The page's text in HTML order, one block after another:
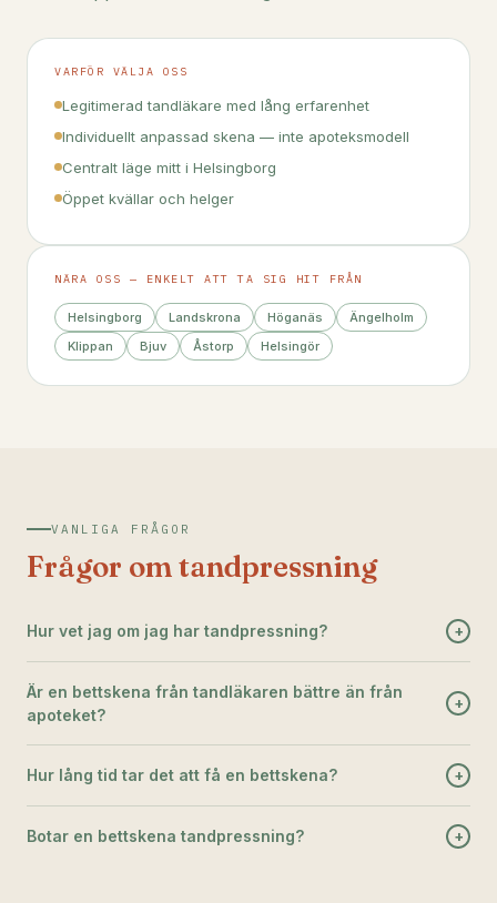
VARFÖR VÄLJA OSS
Legitimerad tandläkare med lång erfarenhet
Individuellt anpassad skena — inte apoteksmodell
Centralt läge mitt i Helsingborg
Öppet kvällar och helger
NÄRA OSS — ENKELT ATT TA SIG HIT FRÅN
Helsingborg Landskrona Höganäs
Ängelholm
Klippan
Bjuv Åstorp Helsingör
VANLIGA FRÅGOR
Frågor om tandpressning
Hur vet jag om jag har tandpressning? +
Är en bettskena från tandläkaren bättre än från
apoteket?
+
Hur lång tid tar det att få en bettskena? +
Botar en bettskena tandpressning? +